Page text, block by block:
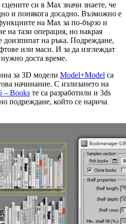
си в Max значи знаете, че
и понякога досадно. Възможно е
на Max за по-бързо и
на тази операция, но накрая
доизпипат на ръка. Подреждане,
или маси. И за да изглеждат
доста време.
за 3D модели Model+Model са
начинание. С излизането на
– Books те са разработили и 3ds
подреждане, който се нарича